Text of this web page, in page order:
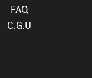
FAQ
C.G.U